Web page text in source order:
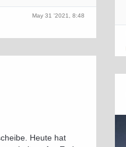
May 31 '2021, 8:48
Heute hat